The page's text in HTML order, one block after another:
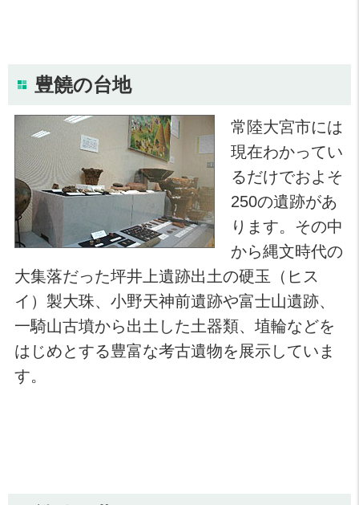
豊饒の台地
常陸大宮市には
現在わかってい
るだけでおよそ
250の遺跡があ
ります。その中
から縄文時代の
大集落だった坪井上遺跡出土の硬玉（ヒス
イ）製大珠、小野天神前遺跡や富士山遺跡、
一騎山古墳から出土した土器類、埴輪などを
はじめとする豊富な考古遺物を展示していま
す。